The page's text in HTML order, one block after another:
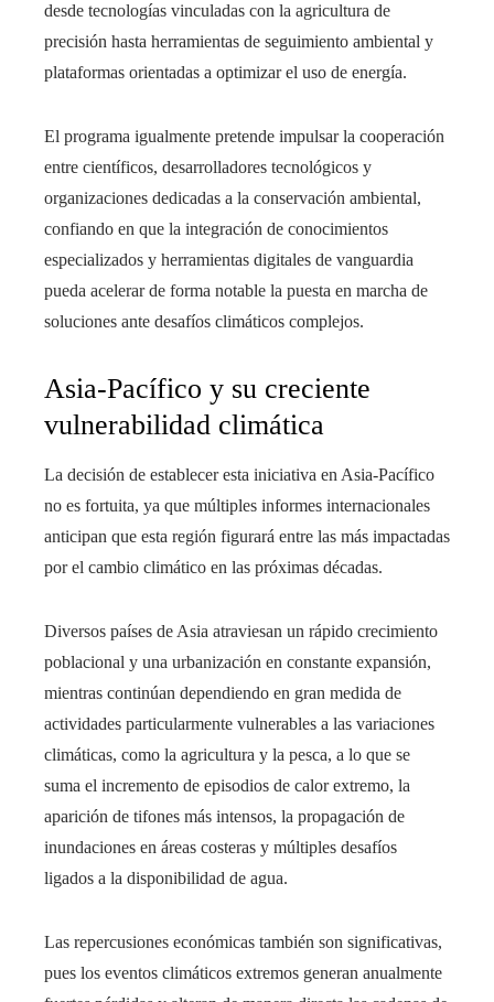
desde tecnologías vinculadas con la agricultura de
precisión hasta herramientas de seguimiento ambiental y
plataformas orientadas a optimizar el uso de energía.
El programa igualmente pretende impulsar la cooperación
entre científicos, desarrolladores tecnológicos y
organizaciones dedicadas a la conservación ambiental,
confiando en que la integración de conocimientos
especializados y herramientas digitales de vanguardia
pueda acelerar de forma notable la puesta en marcha de
soluciones ante desafíos climáticos complejos.
Asia-Pacífico y su creciente
vulnerabilidad climática
La decisión de establecer esta iniciativa en Asia-Pacífico
no es fortuita, ya que múltiples informes internacionales
anticipan que esta región figurará entre las más impactadas
por el cambio climático en las próximas décadas.
Diversos países de Asia atraviesan un rápido crecimiento
poblacional y una urbanización en constante expansión,
mientras continúan dependiendo en gran medida de
actividades particularmente vulnerables a las variaciones
climáticas, como la agricultura y la pesca, a lo que se
suma el incremento de episodios de calor extremo, la
aparición de tifones más intensos, la propagación de
inundaciones en áreas costeras y múltiples desafíos
ligados a la disponibilidad de agua.
Las repercusiones económicas también son significativas,
pues los eventos climáticos extremos generan anualmente